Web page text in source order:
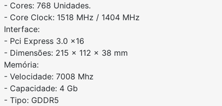
- Cores: 768 Unidades.
- Core Clock: 1518 MHz / 1404 MHz
Interface:
- Pci Express 3.0 x16
- Dimensões: 215 x 112 x 38 mm
Memória:
- Velocidade: 7008 Mhz
- Capacidade: 4 Gb
- Tipo: GDDR5